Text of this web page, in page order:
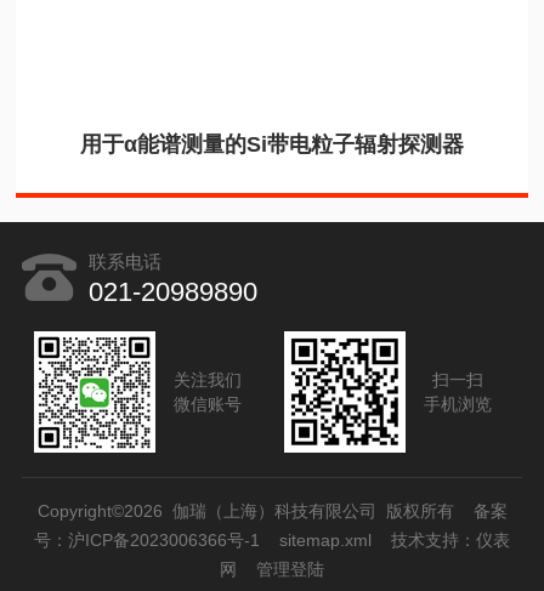
用于α能谱测量的Si带电粒子辐射探测器
联系电话
021-20989890
关注我们
微信账号
扫一扫
手机浏览
Copyright©2026 伽瑞（上海）科技有限公司 版权所有 备案
号：沪ICP备2023006366号-1
sitemap.xml 技术支持： 仪表
网
管理登陆